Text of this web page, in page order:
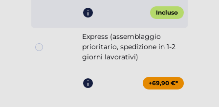
Incluso
Express (assemblaggio
prioritario, spedizione in 1-2
giorni lavorativi)
+69,90 €*